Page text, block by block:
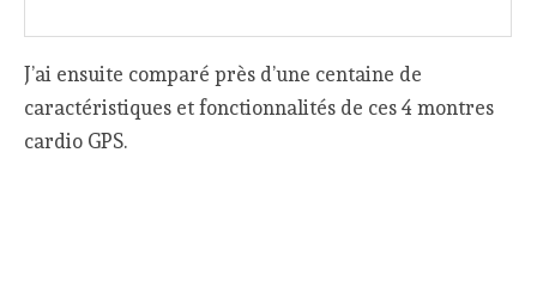
J’ai ensuite comparé près d’une centaine de
caractéristiques et fonctionnalités de ces 4 montres
cardio GPS.